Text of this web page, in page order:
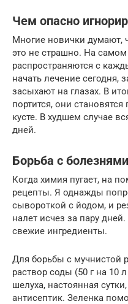
Чем опасно
Многие новички думают,
это не страшно. На
распространяются с
начать лечение сегодня,
засыхают на глазах. В
портится, они
кусте. В худшем случае
дней.
Борьба с
Когда химия пугает, на
рецепты. Я однажды
сывороткой с йодом, и
налет исчез за пару
свежие ингредиенты.
Для борьбы с мучнистой
раствор соды (50 г на 10
шелуха, настоянная
антисептик. Зеленка